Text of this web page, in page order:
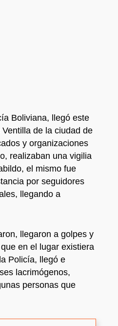
Boliviana, llegó este
de la ciudad de
y organizaciones
realizaban una vigilia
el mismo fue
por seguidores
llegando a
llegaron a golpes y
en el lugar existiera
Policía, llegó e
lacrimógenos,
personas que